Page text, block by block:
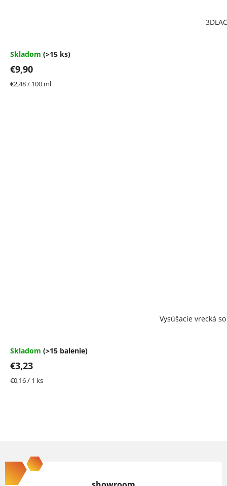
4,7
5
hviezdičiek.
Skladom (>15 ks)
€9,90
Jednotková
€2,48 / 100 ml
Vysúšacie vrecká
Skladom (>15 balenie)
€3,23
Jednotková
€0,16 / 1 ks
á
p